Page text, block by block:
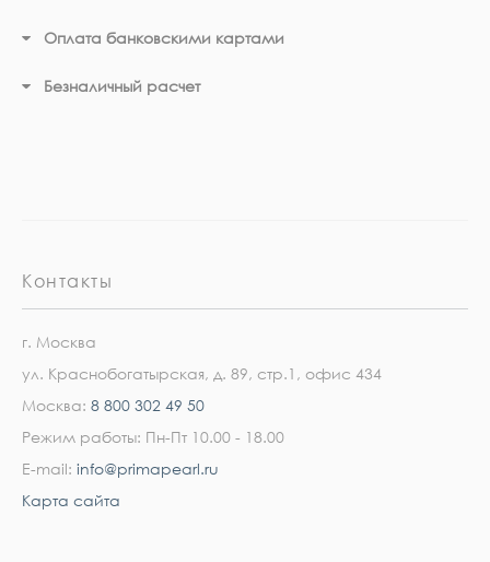
Оплата банковскими картами
Безналичный расчет
Контакты
г. Москва
ул. Краснобогатырская, д. 89, стр.1, офис 434
Москва: 8 800 302 49 50
Режим работы: Пн-Пт 10.00 - 18.00
E-mail: info@primapearl.ru
Карта сайта